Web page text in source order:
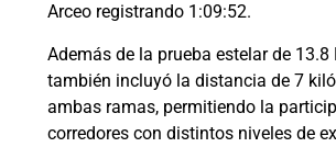
Arceo registrando 1:09:52.
Además de la prueba estelar de 13.8
también incluyó la distancia de 7
ambas ramas, permitiendo la
corredores con distintos niveles de